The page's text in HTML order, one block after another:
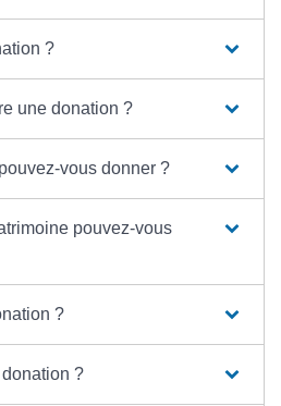
?
une donation ?
vous donner ?
pouvez-vous
?
?